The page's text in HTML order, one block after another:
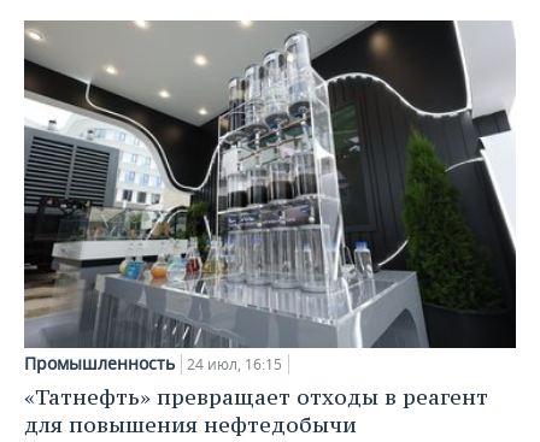
Промышленность 24 июл, 16:15
«Татнефть» превращает отходы в реагент
для повышения нефтедобычи